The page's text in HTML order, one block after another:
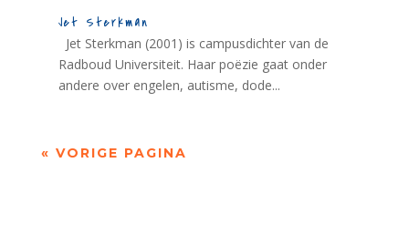
Jet Sterkman
Jet Sterkman (2001) is campusdichter van de
Radboud Universiteit. Haar poëzie gaat onder
andere over engelen, autisme, dode...
« VORIGE PAGINA